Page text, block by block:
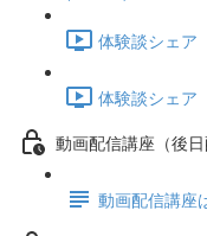
体験談シェ
体験談シェ
動画配信講座（後日
動画配信講座